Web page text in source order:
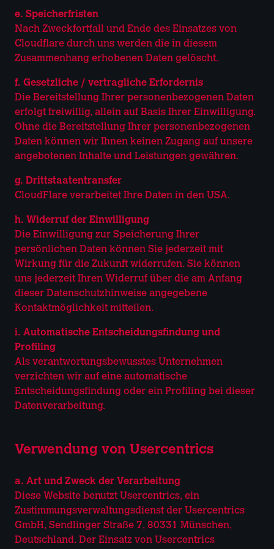
e. Speicherfristen
Nach Zweckfortfall und Ende des Einsatzes von
Cloudflare durch uns werden die in diesem
Zusammenhang erhobenen Daten gelöscht.
f. Gesetzliche / vertragliche Erfordernis
Die Bereitstellung Ihrer personenbezogenen Daten
erfolgt freiwillig, allein auf Basis Ihrer Einwilligung.
Ohne die Bereitstellung Ihrer personenbezogenen
Daten können wir Ihnen keinen Zugang auf unsere
angebotenen Inhalte und Leistungen gewähren.
g. Drittstaatentransfer
CloudFlare verarbeitet Ihre Daten in den USA.
h. Widerruf der Einwilligung
Die Einwilligung zur Speicherung Ihrer
persönlichen Daten können Sie jederzeit mit
Wirkung für die Zukunft widerrufen. Sie können
uns jederzeit Ihren Widerruf über die am Anfang
dieser Datenschutzhinweise angegebene
Kontaktmöglichkeit mitteilen.
i. Automatische Entscheidungsfindung und
Profiling
Als verantwortungsbewusstes Unternehmen
verzichten wir auf eine automatische
Entscheidungsfindung oder ein Profiling bei dieser
Datenverarbeitung.
Verwendung von Usercentrics
a. Art und Zweck der Verarbeitung
Diese Website benutzt Usercentrics, ein
Zustimmungsverwaltungsdienst der Usercentrics
GmbH, Sendlinger Straße 7, 80331 Münschen,
Deutschland. Der Einsatz von Usercentrics